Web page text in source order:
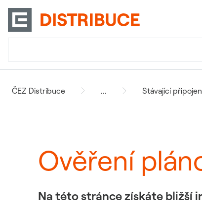
ČEZ Distribuce ... Stávající
Ověření
Na této stránce získáte bližší